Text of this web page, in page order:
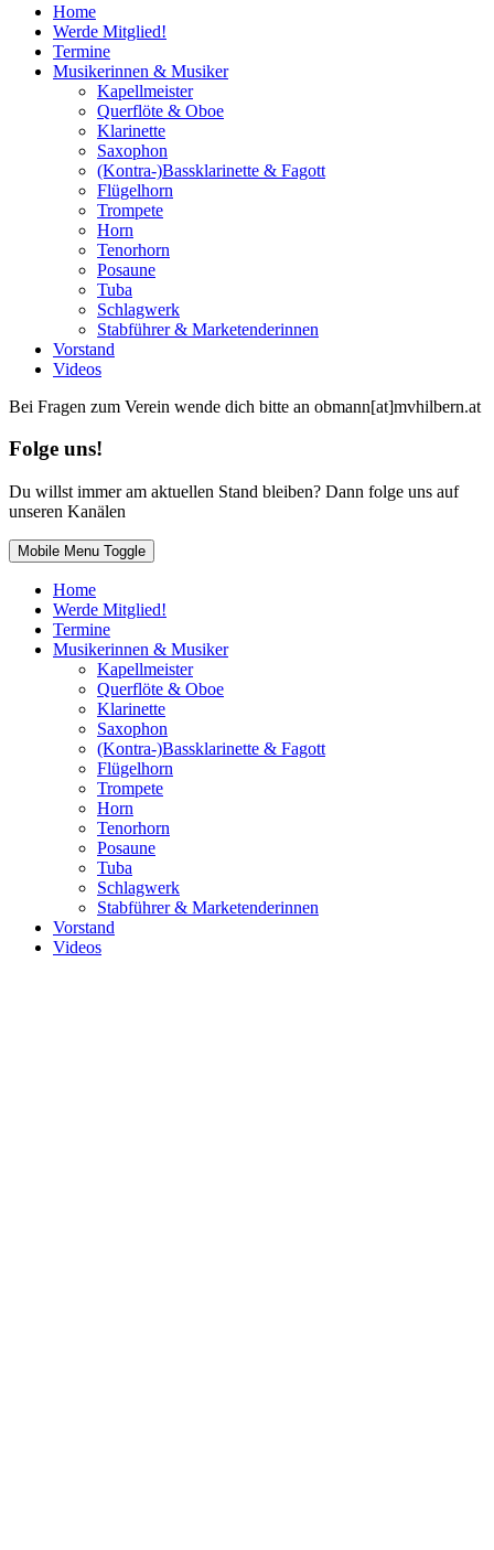
Home
Werde Mitglied!
Termine
Musikerinnen & Musiker
Kapellmeister
Querflöte & Oboe
Klarinette
Saxophon
(Kontra-)Bassklarinette & Fagott
Flügelhorn
Trompete
Horn
Tenorhorn
Posaune
Tuba
Schlagwerk
Stabführer & Marketenderinnen
Vorstand
Videos
Bei Fragen zum Verein wende dich bitte an obmann[at]mvhilbern.at
Folge uns!
Du willst immer am aktuellen Stand bleiben? Dann folge uns auf
unseren Kanälen
Mobile Menu Toggle
Home
Werde Mitglied!
Termine
Musikerinnen & Musiker
Kapellmeister
Querflöte & Oboe
Klarinette
Saxophon
(Kontra-)Bassklarinette & Fagott
Flügelhorn
Trompete
Horn
Tenorhorn
Posaune
Tuba
Schlagwerk
Stabführer & Marketenderinnen
Vorstand
Videos